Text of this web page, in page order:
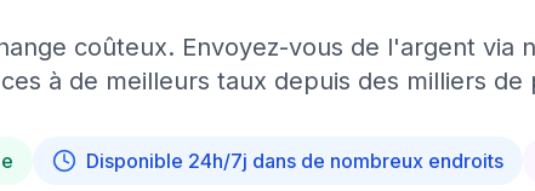
coûteux. Envoyez-vous de l'argent via
à de meilleurs taux depuis des milliers de
Disponible 24h/7j dans de nombreux endroits